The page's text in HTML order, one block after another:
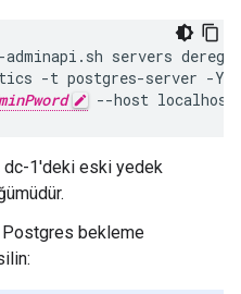
adminapi.sh servers
-t postgres-server -Y
--host localhost
dc-1'deki eski yedek
bekleme